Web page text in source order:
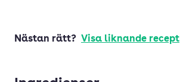
Nästan rätt? Visa liknande recept